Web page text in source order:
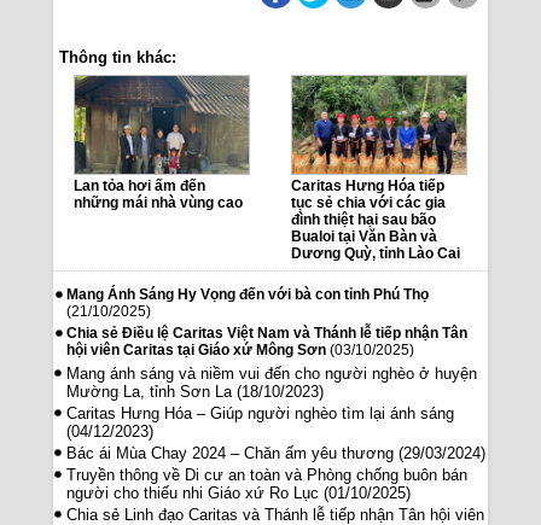
Thông tin khác:
Lan tỏa hơi ấm đến
những mái nhà vùng cao
Caritas Hưng Hóa tiếp
tục sẻ chia với các gia
đình thiệt hại sau bão
Bualoi tại Văn Bàn và
Dương Quỳ, tỉnh Lào Cai
Mang Ánh Sáng Hy Vọng đến với bà con tỉnh Phú Thọ
(21/10/2025)
Chia sẻ Điều lệ Caritas Việt Nam và Thánh lễ tiếp nhận Tân
hội viên Caritas tại Giáo xứ Mông Sơn (03/10/2025)
Mang ánh sáng và niềm vui đến cho người nghèo ở huyện
Mường La, tỉnh Sơn La(18/10/2023)
Caritas Hưng Hóa – Giúp người nghèo tìm lại ánh sáng
(04/12/2023)
Bác ái Mùa Chay 2024 – Chăn ấm yêu thương (29/03/2024)
Truyền thông về Di cư an toàn và Phòng chống buôn bán
người cho thiếu nhi Giáo xứ Ro Lục (01/10/2025)
Chia sẻ Linh đạo Caritas và Thánh lễ tiếp nhận Tân hội viên